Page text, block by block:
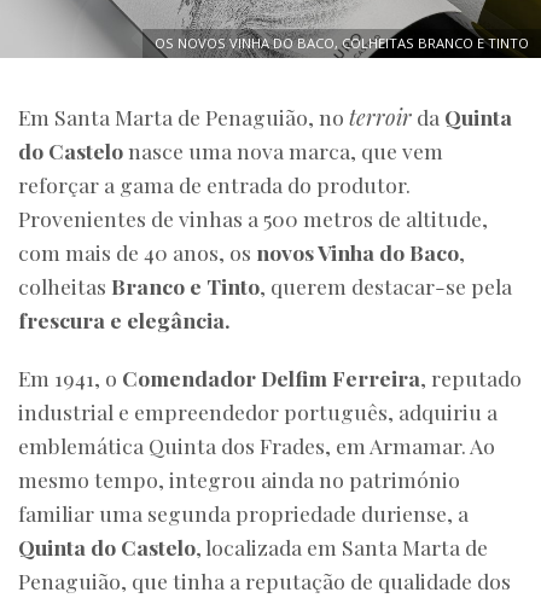
OS NOVOS VINHA DO BACO, COLHEITAS BRANCO E TINTO
Em Santa Marta de Penaguião, no terroir da Quinta
do Castelonasce uma nova marca, que vem
reforçar a gama de entrada do produtor.
Provenientes de vinhas a 500 metros de altitude,
com mais de 40 anos, os novos Vinha do Baco,
colheitas Branco e Tinto, querem destacar-se pela
frescura e elegância.
Em 1941, o Comendador Delfim Ferreira, reputado
industrial e empreendedor português, adquiriu a
emblemática Quinta dos Frades, em Armamar. Ao
mesmo tempo, integrou ainda no património
familiar uma segunda propriedade duriense, a
Quinta do Castelo, localizada em Santa Marta de
Penaguião, que tinha a reputação de qualidade dos